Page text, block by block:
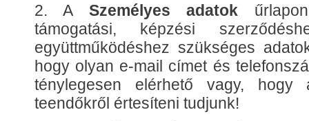
2. ASzemélyes adatok
támogatási, képzési
együttműködéshez szükséges
hogy olyan e-mail címet és
ténylegesen elérhető vagy, hogy
teendőkről értesíteni tudjunk!